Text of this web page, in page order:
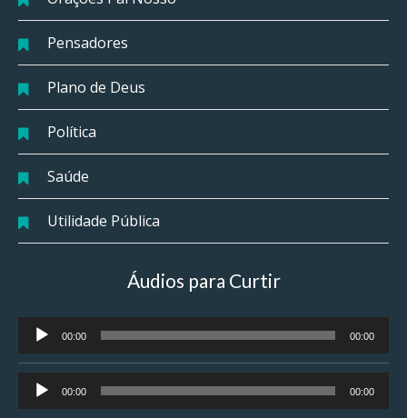
Pensadores
Plano de Deus
Política
Saúde
Utilidade Pública
Áudios para Curtir
Tocador
de
áudio
00:00 00:00
Tocador
de
00:00 00:00